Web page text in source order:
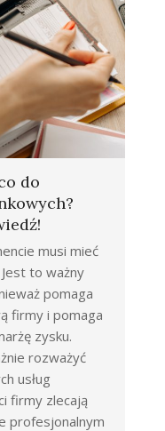
do
musi mieć
to ważny
pomaga
firmy i pomaga
zysku.
rozważyć
usług
firmy zlecają
profesjonalnym